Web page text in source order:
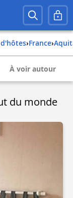
d'hôtes› france›
À voir autour
du monde